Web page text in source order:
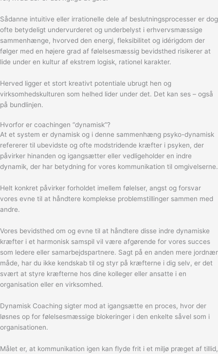
Sådanne intuitive eller irrationelle dele af beslutningsprocesser er dog
ofte betydeligt undervurderet og underbelyst i erhvervsmæssige
sammenhænge, hvorved den energi, fleksibilitet og idérigdom der
følger med en højere grad af følelsesmæssig bevidsthed risikerer at
lide under en kultur af ekstrem logisk, rationel karakter.
Herved ligger et stort kreativt potentiale ubrugt hen og
virksomhedskulturen som helhed lider under det. Det kan ses – også
på bundlinjen.
Hvorfor er coachingen “dynamisk”?
At et system er dynamisk og i denne sammenhæng psyko-dynamisk
refererer til ubevidste og ofte modstridende kræfter i psyken, der
påvirker hinanden og igangsætter eller vedligeholder en indre
dynamik, der har betydning for vores kommunikation til omgivelserne.
Helt konkret påvirker forholdet imellem følelser, angst og forsvar
vores evne til at håndtere komplekse problemstillinger sammen med
andre.
Vores bevidsthed om og evne til at håndtere disse indre dynamiske
kræfter i et harmonisk samspil vil være afgørende for vores succes
som ledere eller samarbejdspartnere. Sagt på en anden mere jordnær
måde, har du ikke kendskab til og styr på kræfterne i dig selv, er det
svært at styre kræfterne hos dine kolleger eller ansatte i en
organisation eller en virksomhed.
Dynamisk Coaching sigter mod at igangsætte en proces, hvor der
løsnes op for følelsesmæssige blokeringer i den enkelte såvel som i
organisationen.
Målet er, at kommunikation igen kan flyde frit i et miljø præget af tillid,